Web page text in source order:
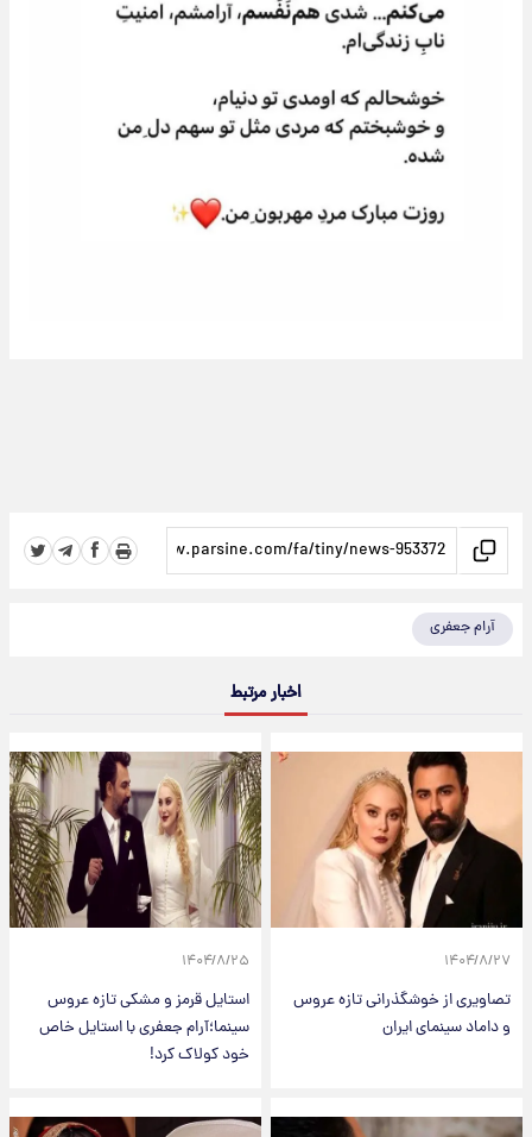
آرام جعفری
اخبار مرتبط
۱۴۰۴/۸/۲۷
تصاویری از خوشگذرانی تازه عروس
و داماد سینمای ایران
۱۴۰۴/۸/۲۵
استایل قرمز و مشکی تازه عروس
سینما؛آرام جعفری با استایل خاص
خود کولاک کرد!